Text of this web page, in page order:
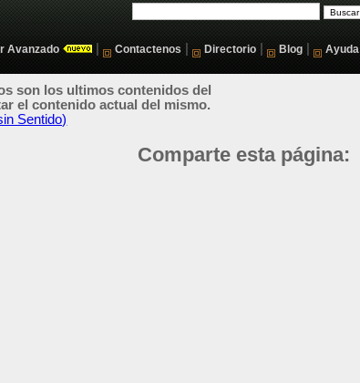
Avanzado Contactenos Directorio Blog Ayuda
son los ultimos contenidos del
el contenido actual del mismo.
Sentido)
Comparte esta página: